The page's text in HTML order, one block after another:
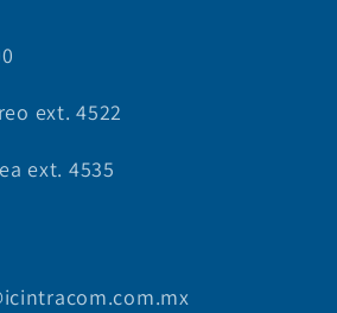
ext. 4522
ext. 4535